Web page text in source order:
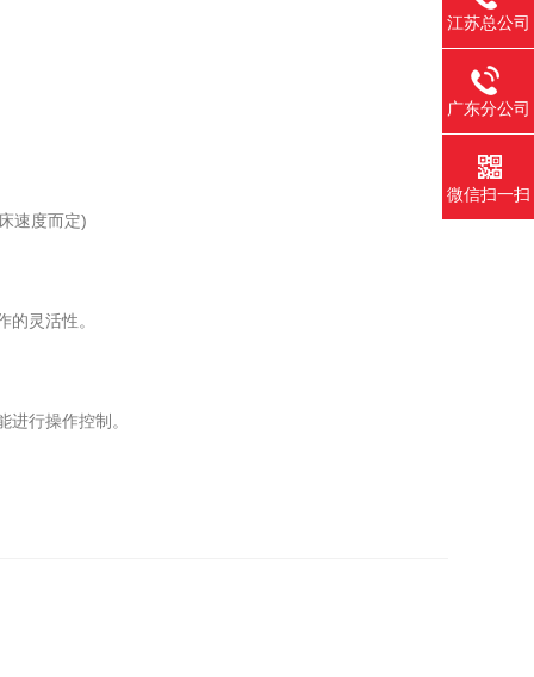
速度而定)
灵活性。
行操作控制。
江苏总公司
广东分公司
微信扫一扫